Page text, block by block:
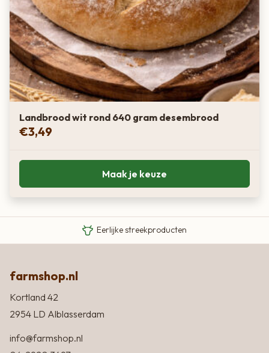
Landbrood wit rond 640 gram desembrood
€3,49
Maak je keuze
Eigen Limousin runderen
Eerlijke streekproducten
farmshop.nl
Kortland 42
2954 LD Alblasserdam
info@farmshop.nl